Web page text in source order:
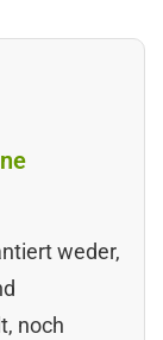
weder,
noch